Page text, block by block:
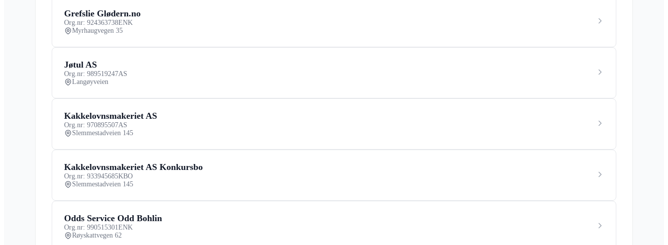
Grefslie Glødern.no
Org.nr: 924363738ENK
Myrhaugvegen 35
Jøtul AS
Org.nr: 989519247AS
Langøyveien
Kakkelovnsmakeriet AS
Org.nr: 970895507AS
Slemmestadveien 145
Kakkelovnsmakeriet AS Konkursbo
Org.nr: 933945685KBO
Slemmestadveien 145
Odds Service Odd Bohlin
Org.nr: 990515301ENK
Røyskattvegen 62